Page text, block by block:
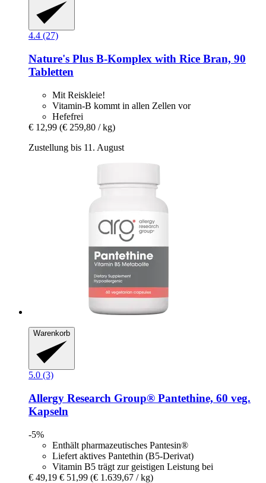
4.4 (27)
Nature's Plus B-​Komplex with Rice Bran, 90
Tabletten
Mit Reiskleie!
Vitamin-B kommt in allen Zellen vor
Hefefrei
€ 12,99 (€ 259,80 / kg)
Zustellung bis 11. August
Warenkorb
5.0 (3)
Allergy Research Group® Pantethine, 60 veg.
Kapseln
-5%
Enthält pharmazeutisches Pantesin®
Liefert aktives Pantethin (B5-Derivat)
Vitamin B5 trägt zur geistigen Leistung bei
€ 49,19 € 51,99 (€ 1.639,67 / kg)